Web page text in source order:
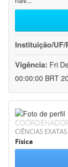
Instituição/UF/
Vigência: Fri
00:00:00 BRT
CIÊNCIAS
Física